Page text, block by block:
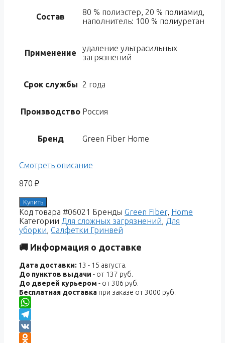
Состав
80 % полиэстер, 20 % полиамид,
наполнитель: 100 % полиуретан
Применение
удаление ультрасильных
загрязнений
Срок службы 2 года
Производство Россия
Бренд Green Fiber Home
Смотреть описание
870 ₽
Купить
Код товара #06021 Бренды Green Fiber, Home
Категории Для сложных загрязнений, Для
уборки, Салфетки Гринвей
🚚 Информация о доставке
Дата доставки: 13 - 15 августа.
До пунктов выдачи - от 137 руб.
До дверей курьером - от 306 руб.
Бесплатная доставка при заказе от 3000 руб.
WhatsApp
Telegram
VK